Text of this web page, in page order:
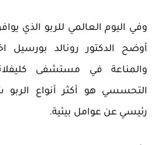
أوضح الدكتور رونالد
والمناعة في مستشفى
التحسسي هو أكثر أنواع
رئيسي عن عوامل بيئية.